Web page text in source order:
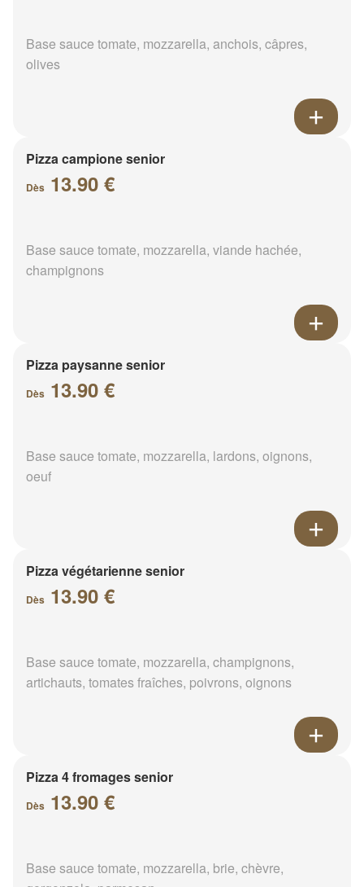
Base sauce tomate, mozzarella, anchois, câpres,
olives
Pizza campione senior
Dès 13.90 €
Base sauce tomate, mozzarella, viande hachée,
champignons
Pizza paysanne senior
Dès 13.90 €
Base sauce tomate, mozzarella, lardons, oignons,
oeuf
Pizza végétarienne senior
Dès 13.90 €
Base sauce tomate, mozzarella, champignons,
artichauts, tomates fraîches, poivrons, oignons
Pizza 4 fromages senior
Dès 13.90 €
Base sauce tomate, mozzarella, brie, chèvre,